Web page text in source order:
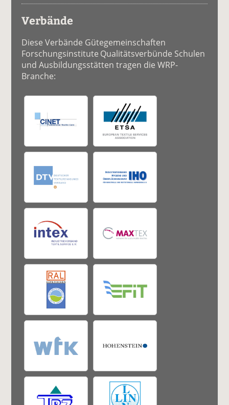
Verbände
Diese Verbände Gütegemeinschaften
Forschungsinstitute Qualitätsverbünde Schulen
und Ausbildungsstätten tragen die WRP-
Branche: